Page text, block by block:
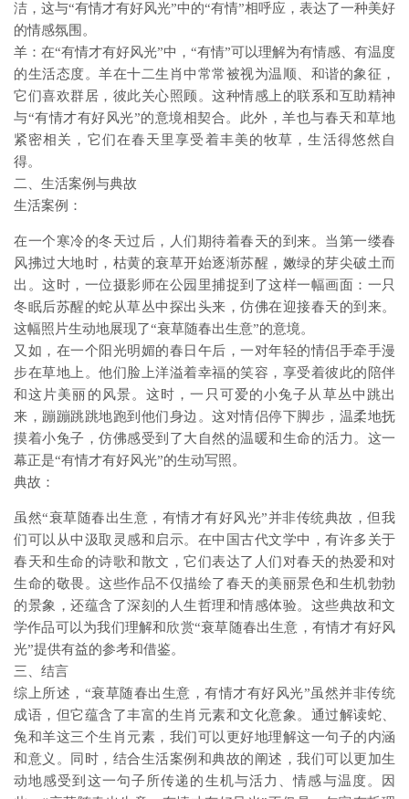
洁，这与“有情才有好风光”中的“有情”相呼应，表达了一种美好
的情感氛围。
羊：在“有情才有好风光”中，“有情”可以理解为有情感、有温度
的生活态度。羊在十二生肖中常常被视为温顺、和谐的象征，
它们喜欢群居，彼此关心照顾。这种情感上的联系和互助精神
与“有情才有好风光”的意境相契合。此外，羊也与春天和草地
紧密相关，它们在春天里享受着丰美的牧草，生活得悠然自
得。
二、生活案例与典故
生活案例：
在一个寒冷的冬天过后，人们期待着春天的到来。当第一缕春
风拂过大地时，枯黄的衰草开始逐渐苏醒，嫩绿的芽尖破土而
出。这时，一位摄影师在公园里捕捉到了这样一幅画面：一只
冬眠后苏醒的蛇从草丛中探出头来，仿佛在迎接春天的到来。
这幅照片生动地展现了“衰草随春出生意”的意境。
又如，在一个阳光明媚的春日午后，一对年轻的情侣手牵手漫
步在草地上。他们脸上洋溢着幸福的笑容，享受着彼此的陪伴
和这片美丽的风景。这时，一只可爱的小兔子从草丛中跳出
来，蹦蹦跳跳地跑到他们身边。这对情侣停下脚步，温柔地抚
摸着小兔子，仿佛感受到了大自然的温暖和生命的活力。这一
幕正是“有情才有好风光”的生动写照。
典故：
虽然“衰草随春出生意，有情才有好风光”并非传统典故，但我
们可以从中汲取灵感和启示。在中国古代文学中，有许多关于
春天和生命的诗歌和散文，它们表达了人们对春天的热爱和对
生命的敬畏。这些作品不仅描绘了春天的美丽景色和生机勃勃
的景象，还蕴含了深刻的人生哲理和情感体验。这些典故和文
学作品可以为我们理解和欣赏“衰草随春出生意，有情才有好风
光”提供有益的参考和借鉴。
三、结言
综上所述，“衰草随春出生意，有情才有好风光”虽然并非传统
成语，但它蕴含了丰富的生肖元素和文化意象。通过解读蛇、
兔和羊这三个生肖元素，我们可以更好地理解这一句子的内涵
和意义。同时，结合生活案例和典故的阐述，我们可以更加生
动地感受到这一句子所传递的生机与活力、情感与温度。因